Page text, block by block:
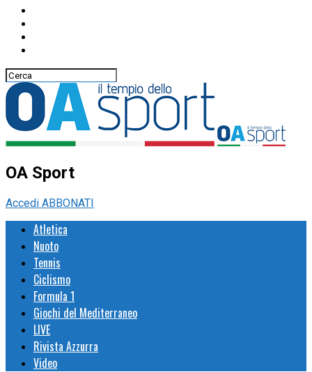
OA Sport
Accedi ABBONATI
Atletica
Nuoto
Tennis
Ciclismo
Formula 1
Giochi del Mediterraneo
LIVE
Rivista Azzurra
Video